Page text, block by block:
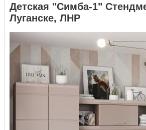
Детская "Симба-1"
Луганске, ЛНР